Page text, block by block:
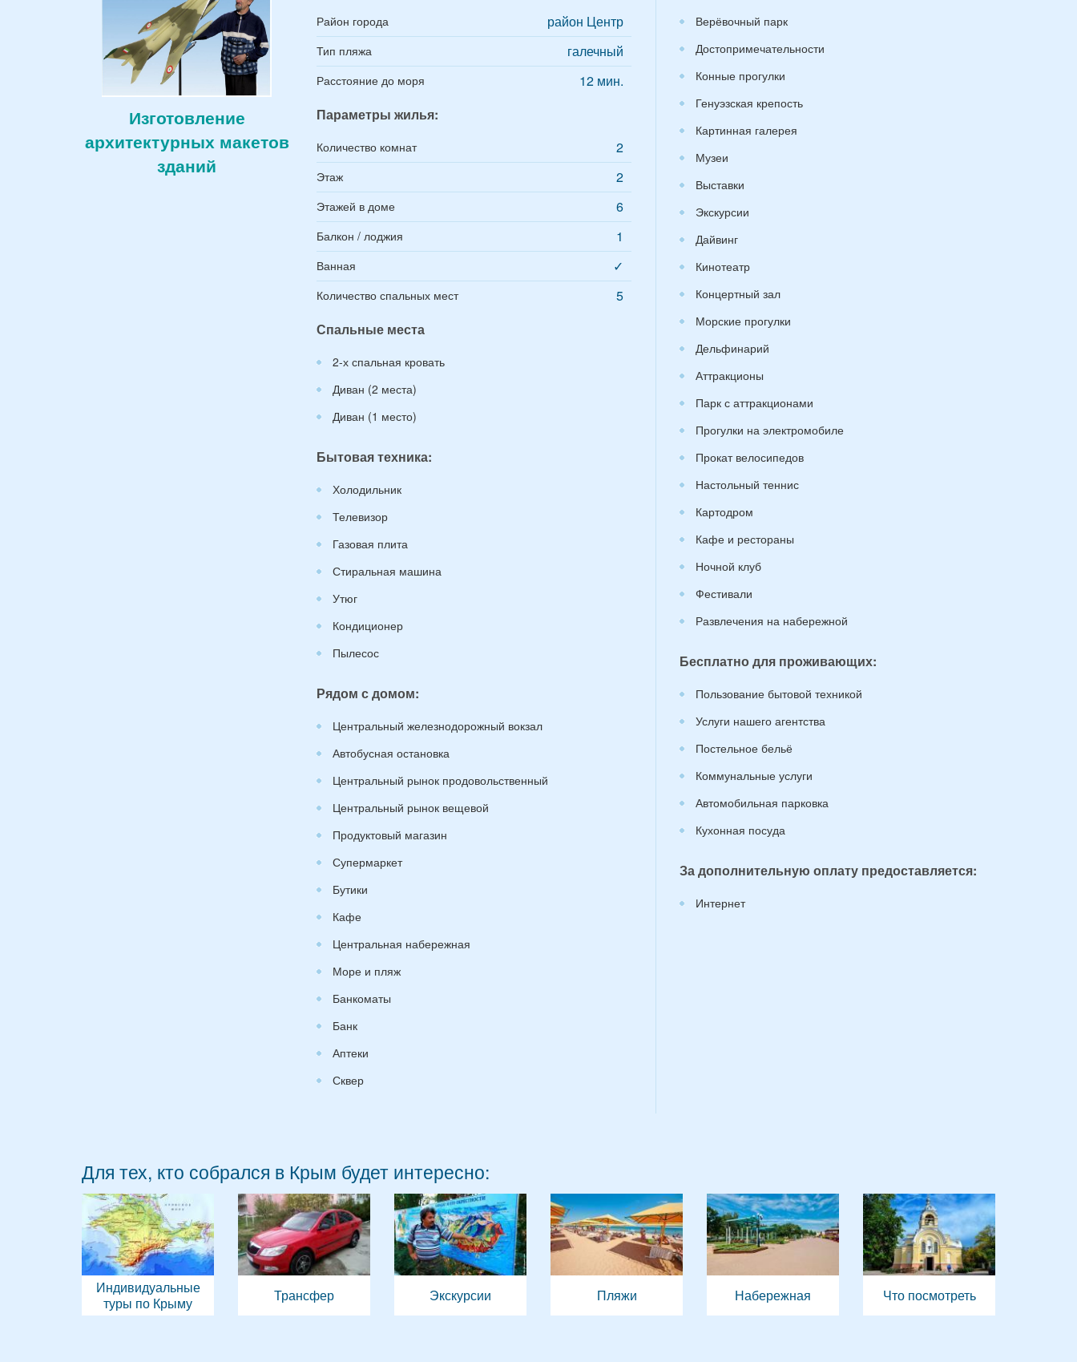
Изготовление
архитектурных макетов
зданий
Район города район Центр
Тип пляжа галечный
Расстояние до моря
12 мин.
Параметры жилья:
Количество комнат 2
Этаж 2
Этажей в доме 6
Балкон / лоджия 1
Ванная ✓
Количество спальных мест
5
Спальные места
2-х спальная кровать
Диван (2 места)
Диван (1 место)
Бытовая техника:
Холодильник
Телевизор
Газовая плита
Стиральная машина
Утюг
Кондиционер
Пылесос
Рядом с домом:
Центральный железнодорожный вокзал
Автобусная остановка
Центральный рынок продовольственный
Центральный рынок вещевой
Продуктовый магазин
Супермаркет
Бутики
Кафе
Центральная набережная
Море и пляж
Банкоматы
Банк
Аптеки
Сквер
Верёвочный парк
Достопримечательности
Конные прогулки
Генуэзская крепость
Картинная галерея
Музеи
Выставки
Экскурсии
Дайвинг
Кинотеатр
Концертный зал
Морские прогулки
Дельфинарий
Аттракционы
Парк с аттракционами
Прогулки на электромобиле
Прокат велосипедов
Настольный теннис
Картодром
Кафе и рестораны
Ночной клуб
Фестивали
Развлечения на набережной
Бесплатно для проживающих:
Пользование бытовой техникой
Услуги нашего агентства
Постельное бельё
Коммунальные услуги
Автомобильная парковка
Кухонная посуда
За дополнительную оплату предоставляется:
Интернет
Для тех, кто собрался в Крым будет интересно:
Индивидуальные
туры по Крыму
Трансфер Экскурсии Пляжи Набережная Что посмотреть